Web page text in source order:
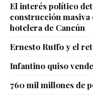
El interés político
construcción masiva
hotelera de Cancún
Ernesto Ruffo y el
Infantino quiso
760 mil millones de